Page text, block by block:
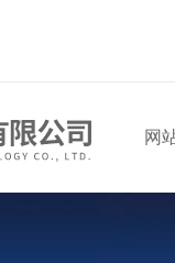
网